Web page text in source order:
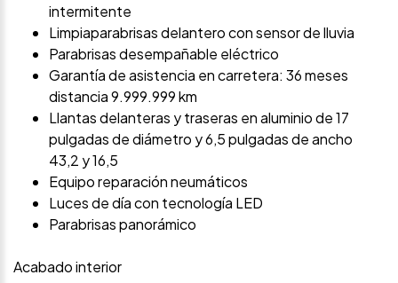
intermitente
Limpiaparabrisas delantero con sensor de lluvia
Parabrisas desempañable eléctrico
Garantía de asistencia en carretera: 36 meses
distancia 9.999.999 km
Llantas delanteras y traseras en aluminio de 17
pulgadas de diámetro y 6,5 pulgadas de ancho
43,2 y 16,5
Equipo reparación neumáticos
Luces de día con tecnología LED
Parabrisas panorámico
Acabado interior